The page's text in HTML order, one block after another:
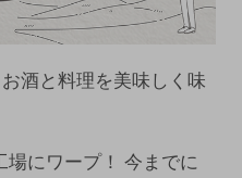
酒と料理を美味しく味
にワープ！ 今までに